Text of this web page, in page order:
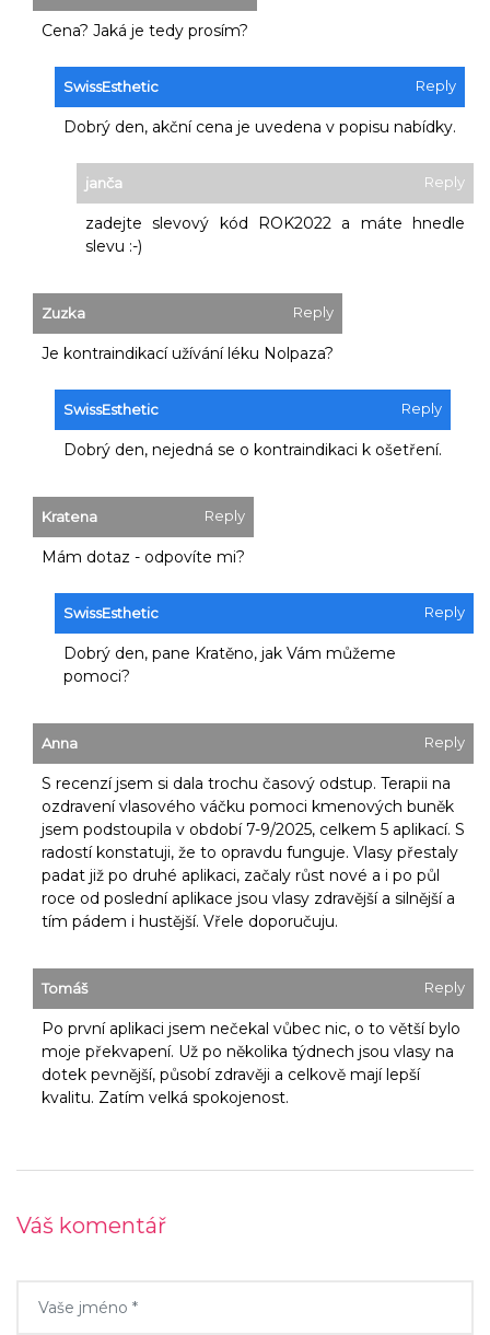
Cena? Jaká je tedy prosím?
SwissEsthetic Reply
Dobrý den, akční cena je uvedena v popisu nabídky.
janča Reply
zadejte slevový kód ROK2022 a máte hnedle
slevu :-)
Zuzka Reply
Je kontraindikací užívání léku Nolpaza?
SwissEsthetic Reply
Dobrý den, nejedná se o kontraindikaci k ošetření.
Kratena Reply
Mám dotaz - odpovíte mi?
SwissEsthetic Reply
Dobrý den, pane Kratěno, jak Vám můžeme
pomoci?
Anna Reply
S recenzí jsem si dala trochu časový odstup. Terapii na
ozdravení vlasového váčku pomoci kmenových buněk
jsem podstoupila v období 7-9/2025, celkem 5 aplikací. S
radostí konstatuji, že to opravdu funguje. Vlasy přestaly
padat již po druhé aplikaci, začaly růst nové a i po půl
roce od poslední aplikace jsou vlasy zdravější a silnější a
tím pádem i hustější. Vřele doporučuju.
Tomáš Reply
Po první aplikaci jsem nečekal vůbec nic, o to větší bylo
moje překvapení. Už po několika týdnech jsou vlasy na
dotek pevnější, působí zdravěji a celkově mají lepší
kvalitu. Zatím velká spokojenost.
Váš komentář